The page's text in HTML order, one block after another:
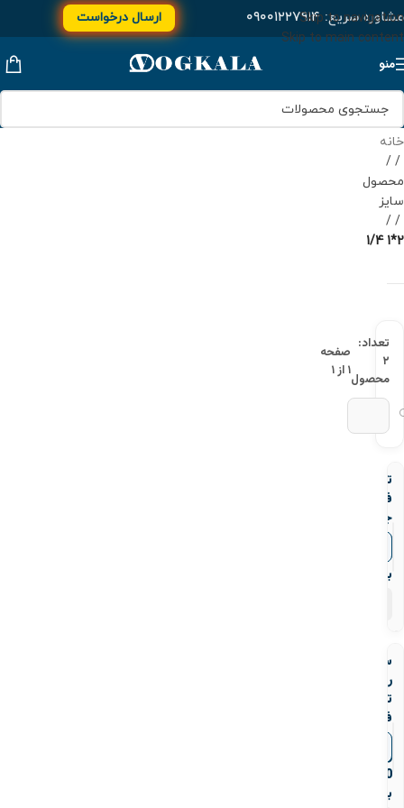
Skip to navigation
Skip to main content
مشاوره سریع:۰۹۰۰۱۲۲۷۹۱۴ ارسال درخواست
منو
خانه
/
محصول
سایز
/
2*1 1/4
تعداد:
۲
محصول
صفحه
۱ از ۱
تبدیل
فولادی
جوشی
رده
40
بنکن
سه
راه
تبدیلی
فولادی
جوشی
رده
40
بنکن